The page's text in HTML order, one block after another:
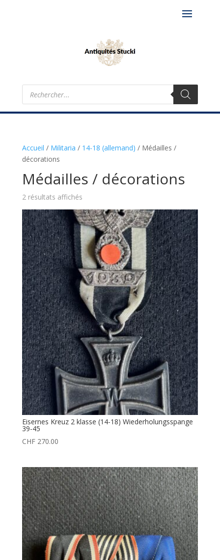
Recherche
produits
Accueil / Militaria / 14-18 (allemand) / Médailles /
décorations
Médailles / décorations
2 résultats affichés
Eisernes Kreuz 2 klasse (14-18) Wiederholungsspange
39-45
CHF270.00